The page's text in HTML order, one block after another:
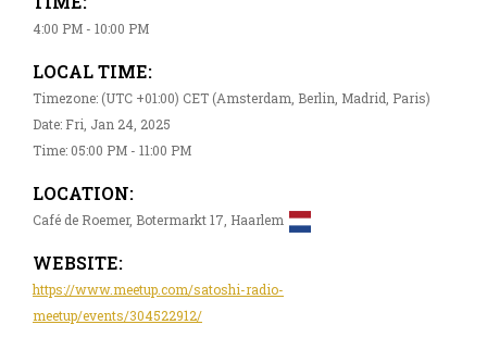
4:00 PM - 10:00 PM
LOCAL TIME:
Timezone: (UTC +01:00) CET (Amsterdam, Berlin, Madrid, Paris)
Date: Fri, Jan 24, 2025
Time: 05:00 PM - 11:00 PM
LOCATION:
Café de Roemer, Botermarkt 17, Haarlem
WEBSITE:
https://www.meetup.com/satoshi-radio-
meetup/events/304522912/